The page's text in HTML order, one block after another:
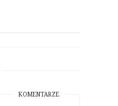
KOMENTARZE